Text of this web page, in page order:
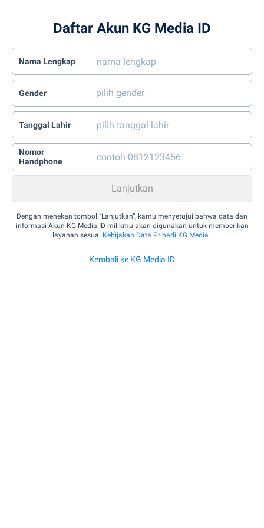
Daftar Akun KG Media ID
Nama Lengkap
Gender
Tanggal Lahir
Nomor
Handphone
Dengan menekan tombol “Lanjutkan”, kamu menyetujui bahwa data dan
informasi Akun KG Media ID milikmu akan digunakan untuk memberikan
layanan sesuai Kebijakan Data Pribadi KG Media .
Kembali ke KG Media ID